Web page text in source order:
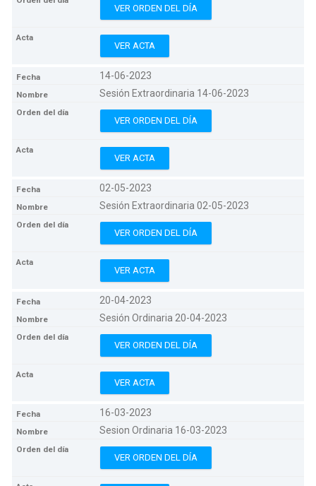
VER ORDEN DEL DÍA
VER ACTA
14-06-2023
Sesión Extraordinaria 14-06-2023
VER ORDEN DEL DÍA
VER ACTA
02-05-2023
Sesión Extraordinaria 02-05-2023
VER ORDEN DEL DÍA
VER ACTA
20-04-2023
Sesión Ordinaria 20-04-2023
VER ORDEN DEL DÍA
VER ACTA
16-03-2023
Sesion Ordinaria 16-03-2023
VER ORDEN DEL DÍA